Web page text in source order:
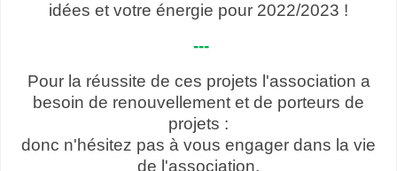
idées et votre énergie pour 2022/2023 !
---
Pour la réussite de ces projets l'association a
besoin de renouvellement et de porteurs de
projets :
donc n'hésitez pas à vous engager dans la vie
de l'association,